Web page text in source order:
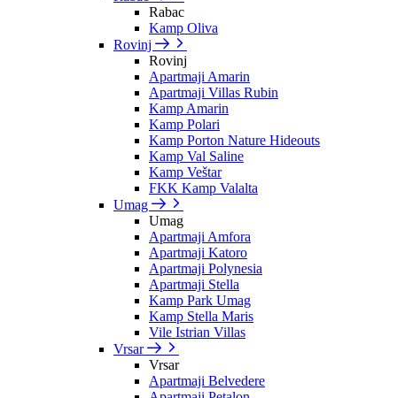
Rabac
Kamp Oliva
Rovinj
Rovinj
Apartmaji Amarin
Apartmaji Villas Rubin
Kamp Amarin
Kamp Polari
Kamp Porton Nature Hideouts
Kamp Val Saline
Kamp Veštar
FKK Kamp Valalta
Umag
Umag
Apartmaji Amfora
Apartmaji Katoro
Apartmaji Polynesia
Apartmaji Stella
Kamp Park Umag
Kamp Stella Maris
Vile Istrian Villas
Vrsar
Vrsar
Apartmaji Belvedere